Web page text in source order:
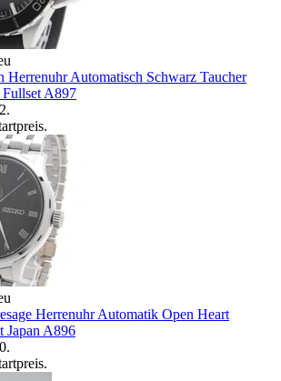
Automatisch Schwarz Taucher
A897
.
.
Herrenuhr Automatik Open Heart
Japan A896
.
.